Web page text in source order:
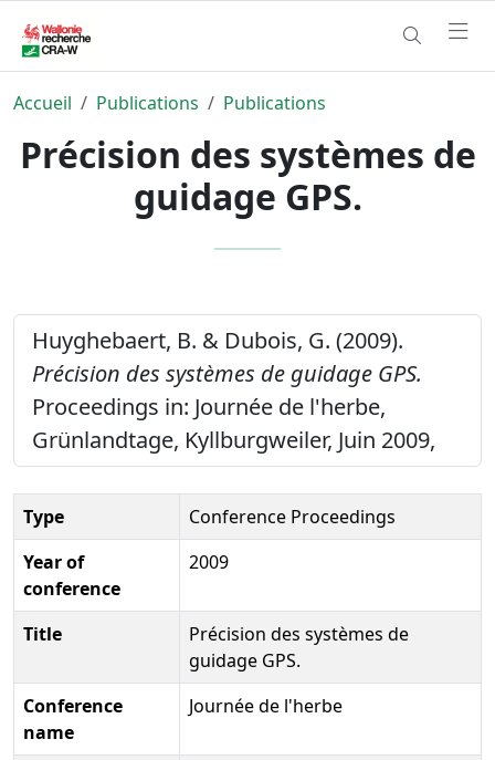
Accueil Publications Publications
Précision des systèmes de
guidage GPS.
Huyghebaert, B. & Dubois, G. (2009).
Précision des systèmes de guidage GPS.
Proceedings in: Journée de l'herbe,
Grünlandtage, Kyllburgweiler, Juin 2009,
Type
Conference Proceedings
Year of
conference
2009
Title
Précision des systèmes de
guidage GPS.
Conference
name
Journée de l'herbe